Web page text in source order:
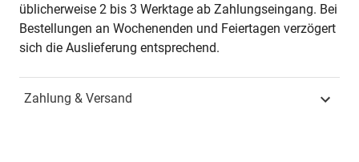
Jahr Hamburg 2011
Schriftenreihe
üblicherweise 2 bis 3 Werktage ab Zahlungseingang. Bei
Bestellungen an Wochenenden und Feiertagen verzögert
sich die Auslieferung entsprechend.
Zahlung & Versand